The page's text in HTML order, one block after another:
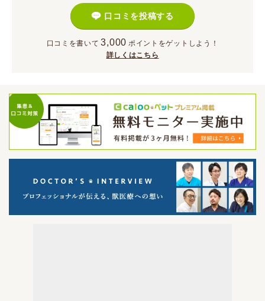
口コミを投稿する
口コミを書いて 3,000 ポイント をゲットしよう！
詳しくはこちら